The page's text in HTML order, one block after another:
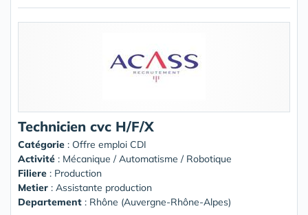
Technicien cvc H/F/X
Catégorie : Offre emploi CDI
Activité : Mécanique / Automatisme / Robotique
Filiere : Production
Metier : Assistante production
Departement : Rhône (Auvergne-Rhône-Alpes)